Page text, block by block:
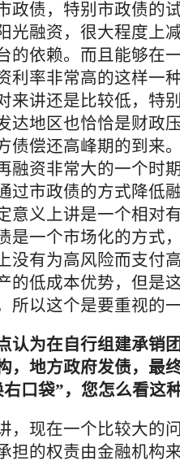
债，特别市政债的
光融资，很大程度上
的依赖。而且能够在
利率非常高的这样一
来讲还是比较低，特
达地区也恰恰是财政
债偿还高峰期的到来
融资非常大的一个时
过市政债的方式降低
意义上讲是一个相对
是一个市场化的方式
没有为高风险而支付
的低成本优势，但是
所以这个是要重视的
认为在自行组建承销
，地方政府发债，最
口袋”，您怎么看这
现在一个比较大的
担的权责由金融机构